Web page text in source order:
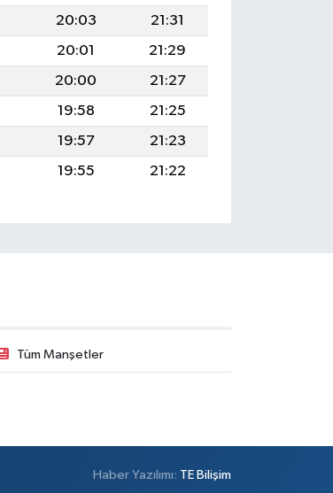
20:03
21:31
20:01
21:29
20:00
21:27
19:58
21:25
19:57
21:23
19:55 21:22
Tüm Manşetler
Haber Yazılımı: TE Bilişim